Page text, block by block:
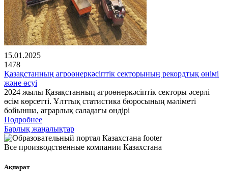
15.01.2025
1478
Қазақстанның агроөнеркәсіптік секторының рекордтық өнімі
және өсуі
2024 жылы Қазақстанның агроөнеркәсіптік секторы әсерлі
өсім көрсетті. Ұлттық статистика бюросының мәліметі
бойынша, аграрлық саладағы өндірі
Подробнее
Барлық жаңалықтар
Все производственные компании Казахстана
Ақпарат